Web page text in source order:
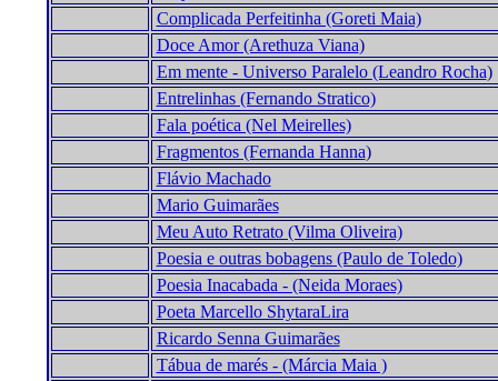
Complicada Perfeitinha (Goreti Maia)
Doce Amor (Arethuza Viana)
Em mente - Universo Paralelo (Leandro Rocha)
Entrelinhas (Fernando Stratico)
Fala poética (Nel Meirelles)
Fragmentos (Fernanda Hanna)
Flávio Machado
Mario Guimarães
Meu Auto Retrato (Vilma Oliveira)
Poesia e outras bobagens (Paulo de Toledo)
Poesia Inacabada - (Neida Moraes)
Poeta Marcello ShytaraLira
Ricardo Senna Guimarães
Tábua de marés - (Márcia Maia )